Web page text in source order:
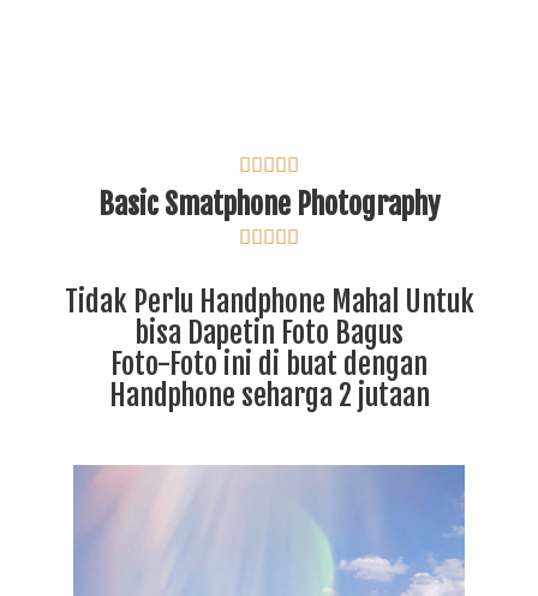
    
Basic Smatphone Photography
    
Tidak Perlu Handphone Mahal Untuk
bisa Dapetin Foto Bagus
Foto-Foto ini di buat dengan
Handphone seharga 2 jutaan